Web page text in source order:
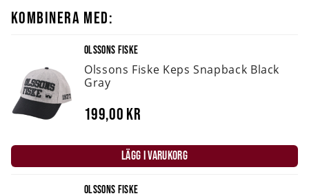
KOMBINERA MED:
OLSSONS FISKE
Olssons Fiske Keps Snapback Black
Gray
199,00 kr
LÄGG I VARUKORG
OLSSONS FISKE